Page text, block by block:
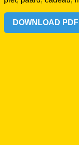
DOWNLOAD PDF